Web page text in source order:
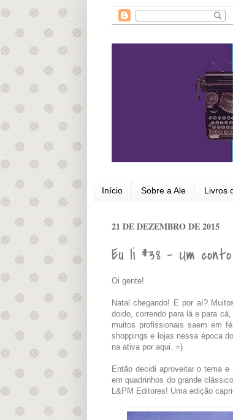
Início Sobre a Ale Livros
21 DE DEZEMBRO DE 2015
Eu li #38 - Um
Oi gente!
Natal chegando! E por aí?
doido, correndo para lá e para
muitos profissionais saem em
shoppings e lojas nessa época
na ativa por aqui. =)
Então decidi aproveitar o tema
em quadrinhos do grande
L&PM Editores! Uma edição